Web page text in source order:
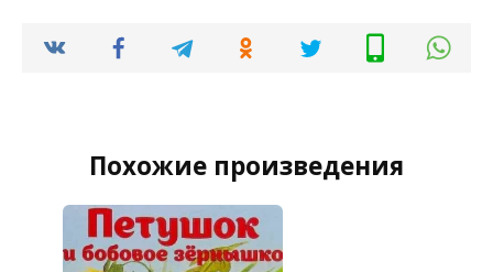
Похожие произведения